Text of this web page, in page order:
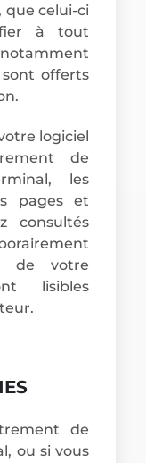
que celui-ci
à tout
offerts
logiciel
de
les
pages et
consultés
de votre
lisibles
de
ou si vous